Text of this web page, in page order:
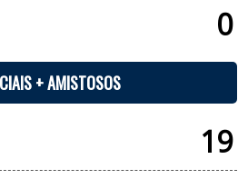
0
+ AMISTOSOS
19